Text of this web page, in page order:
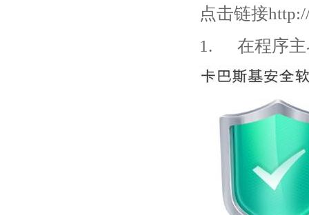
点击链接
1. 在程序主